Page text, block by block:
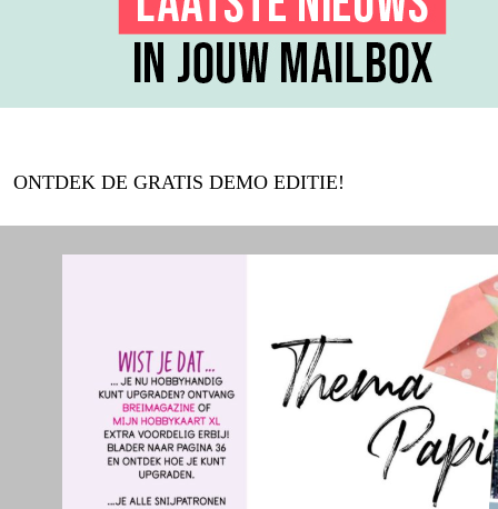
ONTDEK DE GRATIS DEMO EDITIE!